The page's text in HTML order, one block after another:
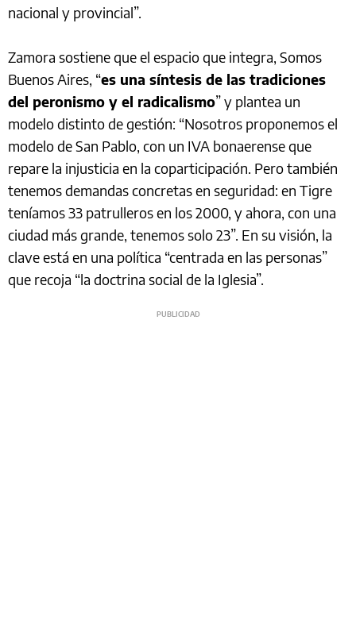
nacional y provincial”.
Zamora sostiene que el espacio que integra, Somos
Buenos Aires, “es una síntesis de las tradiciones
del peronismo y el radicalismo” y plantea un
modelo distinto de gestión: “Nosotros proponemos el
modelo de San Pablo, con un IVA bonaerense que
repare la injusticia en la coparticipación. Pero también
tenemos demandas concretas en seguridad: en Tigre
teníamos 33 patrulleros en los 2000, y ahora, con una
ciudad más grande, tenemos solo 23”. En su visión, la
clave está en una política “centrada en las personas”
que recoja “la doctrina social de la Iglesia”.